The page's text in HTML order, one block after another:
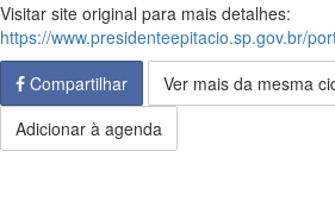
Visitar site original para mais detalhes:
https://www.presidenteepitacio.sp.gov.br/
Compartilhar
Ver mais da mesma
Adicionar à agenda